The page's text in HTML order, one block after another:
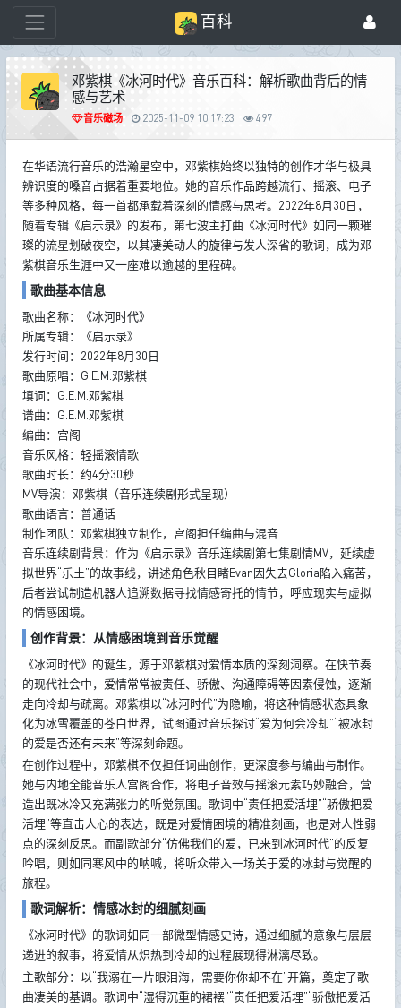
百科
邓紫棋《冰河时代》音乐百科：解析歌曲背后的情
感与艺术
音乐磁场 2025-11-09 10:17:23 497
在华语流行音乐的浩瀚星空中，邓紫棋始终以独特的创作才华与极具
辨识度的嗓音占据着重要地位。她的音乐作品跨越流行、摇滚、电子
等多种风格，每一首都承载着深刻的情感与思考。2022年8月30日，
随着专辑《启示录》的发布，第七波主打曲《冰河时代》如同一颗璀
璨的流星划破夜空，以其凄美动人的旋律与发人深省的歌词，成为邓
紫棋音乐生涯中又一座难以逾越的里程碑。
歌曲基本信息
歌曲名称：《冰河时代》
所属专辑：《启示录》
发行时间：2022年8月30日
歌曲原唱：G.E.M.邓紫棋
填词：G.E.M.邓紫棋
谱曲：G.E.M.邓紫棋
编曲：宫阁
音乐风格：轻摇滚情歌
歌曲时长：约4分30秒
MV导演：邓紫棋（音乐连续剧形式呈现）
歌曲语言：普通话
制作团队：邓紫棋独立制作，宫阁担任编曲与混音
音乐连续剧背景：作为《启示录》音乐连续剧第七集剧情MV，延续虚
拟世界“乐土”的故事线，讲述角色秋目睹Evan因失去Gloria陷入痛苦，
后者尝试制造机器人追溯数据寻找情感寄托的情节，呼应现实与虚拟
的情感困境。
创作背景：从情感困境到音乐觉醒
《冰河时代》的诞生，源于邓紫棋对爱情本质的深刻洞察。在快节奏
的现代社会中，爱情常常被责任、骄傲、沟通障碍等因素侵蚀，逐渐
走向冷却与疏离。邓紫棋以“冰河时代”为隐喻，将这种情感状态具象
化为冰雪覆盖的苍白世界，试图通过音乐探讨“爱为何会冷却”“被冰封
的爱是否还有未来”等深刻命题。
在创作过程中，邓紫棋不仅担任词曲创作，更深度参与编曲与制作。
她与内地全能音乐人宫阁合作，将电子音效与摇滚元素巧妙融合，营
造出既冰冷又充满张力的听觉氛围。歌词中“责任把爱活埋”“骄傲把爱
活埋”等直击人心的表达，既是对爱情困境的精准刻画，也是对人性弱
点的深刻反思。而副歌部分“仿佛我们的爱，已来到冰河时代”的反复
吟唱，则如同寒风中的呐喊，将听众带入一场关于爱的冰封与觉醒的
旅程。
歌词解析：情感冰封的细腻刻画
《冰河时代》的歌词如同一部微型情感史诗，通过细腻的意象与层层
递进的叙事，将爱情从炽热到冷却的过程展现得淋漓尽致。
主歌部分：以“我溺在一片眼泪海，需要你你却不在”开篇，奠定了歌
曲凄美的基调。歌词中“湿得沉重的裙䙓”“责任把爱活埋”“骄傲把爱活